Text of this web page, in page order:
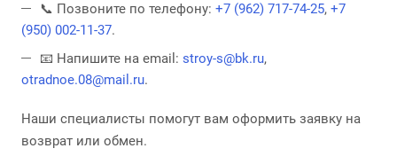
📞 Позвоните по телефону: +7 (962) 717-74-25, +7
(950) 002-11-37.
📧 Напишите на email: stroy-s@bk.ru,
otradnoe.08@mail.ru.
Наши специалисты помогут вам оформить заявку на
возврат или обмен.